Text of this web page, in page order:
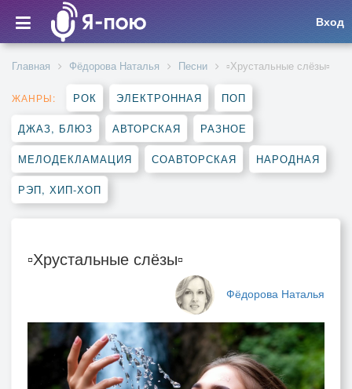
Вход
Главная Фёдорова Наталья Песни ▫️Хрустальные слёзы▫️
ЖАНРЫ: РОК ЭЛЕКТРОННАЯ ПОП
ДЖАЗ, БЛЮЗ АВТОРСКАЯ РАЗНОЕ
МЕЛОДЕКЛАМАЦИЯ СОАВТОРСКАЯ НАРОДНАЯ
РЭП, ХИП-ХОП
▫️Хрустальные слёзы▫️
Фёдорова Наталья